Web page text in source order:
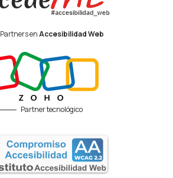
Partners enAccesibilidad Web
Partner tecnológico